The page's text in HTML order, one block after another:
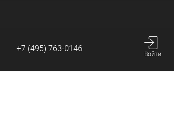
+7 (495) 763-0146
Войти